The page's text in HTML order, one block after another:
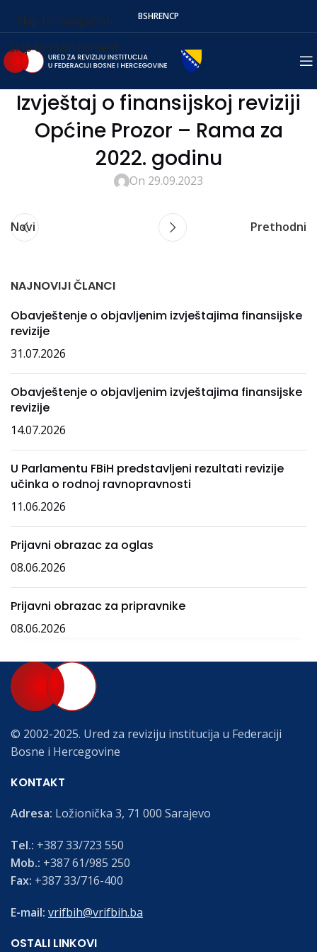
Skip to navigation
Skip to main content
BSHRENСР
Izvještaj o finansijskoj reviziji
Općine Prozor – Rama za
2022. godinu
On 29.09.2023
Novi Prethodni
NAJNOVIJI ČLANCI
Obavještenje o objavljenim izvještajima finansijske
revizije
31.07.2026
Obavještenje o objavljenim izvještajima finansijske
revizije
14.07.2026
U Parlamentu FBiH predstavljeni rezultati revizije
učinka o rodnoj ravnopravnosti
11.06.2026
Prijavni obrazac za oglas
08.06.2026
Prijavni obrazac za pripravnike
08.06.2026
© 2002-2025. Ured za reviziju institucija u Federaciji
Bosne i Hercegovine
KONTAKT
Adresa: Ložionička 3, 71 000 Sarajevo
Tel.: +387 33/723 550
Mob.: +387 61/985 250
Fax: +387 33/716-400
E-mail: vrifbih@vrifbih.ba
OSTALI LINKOVI